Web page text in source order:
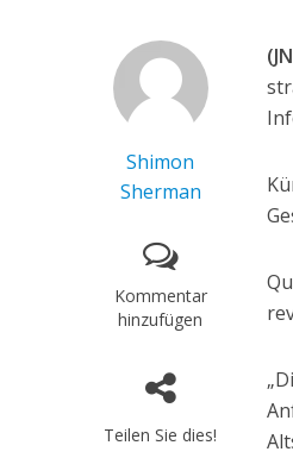
Shimon
Sherman
Kommentar
hinzufügen
Teilen Sie dies!